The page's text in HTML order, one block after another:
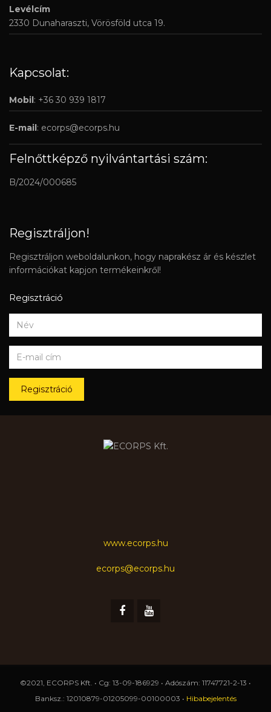
Levélcím
2330 Dunaharaszti, Vörösföld utca 19.
Kapcsolat:
Mobil : +36 30 939 1817
E-mail : ecorps@ecorps.hu
Felnőttképző nyilvántartási szám:
B/2024/000685
Regisztráljon!
Regisztráljon weboldalunkon, hogy naprakész ár és készlet
információkat kapjon termékeinkről!
Regisztráció
Regisztráció
www.ecorps.hu
ecorps@ecorps.hu
©2021, ECORPS Kft. • Cg: 13-09-186929 • Adószám: 11747721-2-13 •
Banksz.: 12010879-01205099-00100003 • Hibabejelentés